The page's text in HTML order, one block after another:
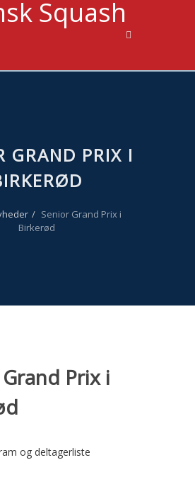
GRAND PRIX I
Senior Grand Prix i
Birkerød
Prix i
og deltagerliste